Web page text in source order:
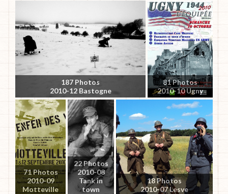
187 Photos
2010-12 Bastogne
81 Photos
2010-10 Ugny
71 Photos
2010-09
Motteville
22 Photos
2010-08
Tank in
town
18 Photos
2010-07 Lesve